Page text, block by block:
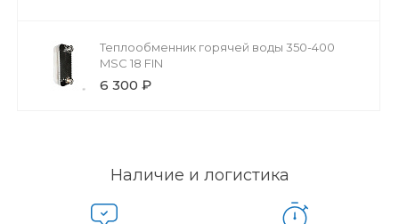
Теплообменник горячей воды 350-400
MSC 18 FIN
6 300 ₽
Наличие и логистика